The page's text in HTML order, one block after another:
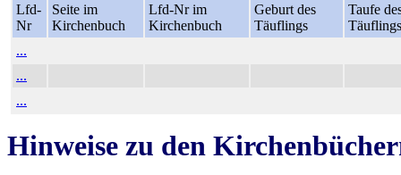
Lfd-
Nr
Seite im
Kirchenbuch
Lfd-Nr im
Kirchenbuch
Geburt des
Täuflings
Taufe
Täuflings
...
...
...
Hinweise zu den